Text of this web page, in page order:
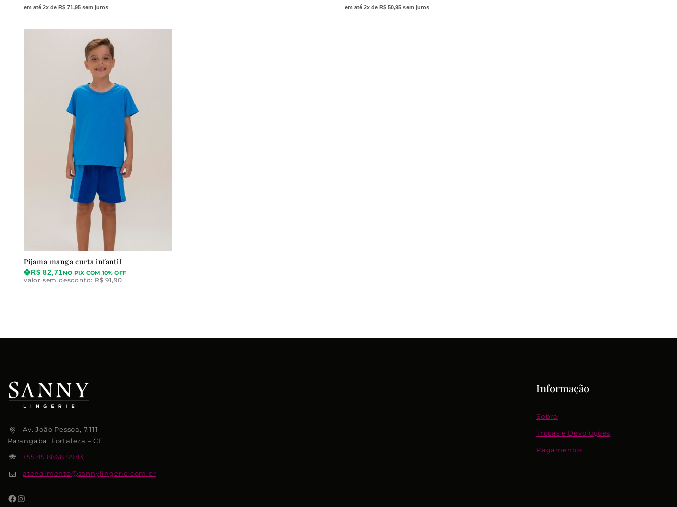
em até 2x de R$ 71,95 sem juros em até 2x de R$ 50,95 sem juros
Pijama manga curta infantil
R$ 82,71NO PIX COM 10% OFF
valor sem desconto: R$ 91,90
Av. João Pessoa, 7.111
Parangaba, Fortaleza – CE
+55 85 8868.9983
atendimento@sannylingerie.com.br
Informação
Sobre
Trocas e Devoluções
Pagamentos